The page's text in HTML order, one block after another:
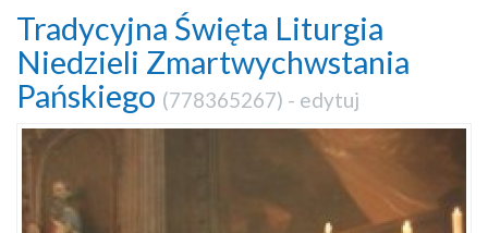
Tradycyjna Święta Liturgia
Niedzieli Zmartwychwstania
Pańskiego (778365267) - edytuj